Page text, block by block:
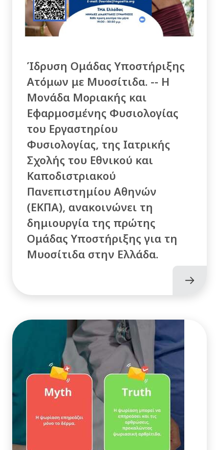
Ίδρυση Ομάδας Υποστήριξης
Ατόμων με Μυοσίτιδα. -- Η
Μονάδα Μοριακής και
Εφαρμοσμένης Φυσιολογίας
του Εργαστηρίου
Φυσιολογίας, της Ιατρικής
Σχολής του Εθνικού και
Καποδιστριακού
Πανεπιστημίου Αθηνών
(ΕΚΠΑ), ανακοινώνει τη
δημιουργία της πρώτης
Ομάδας Υποστήριξης για τη
Μυοσίτιδα στην Ελλάδα.